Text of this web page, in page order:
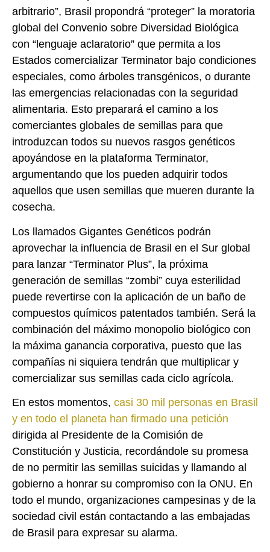
arbitrario”, Brasil propondrá “proteger” la moratoria
global del Convenio sobre Diversidad Biológica
con “lenguaje aclaratorio” que permita a los
Estados comercializar Terminator bajo condiciones
especiales, como árboles transgénicos, o durante
las emergencias relacionadas con la seguridad
alimentaria. Esto preparará el camino a los
comerciantes globales de semillas para que
introduzcan todos su nuevos rasgos genéticos
apoyándose en la plataforma Terminator,
argumentando que los pueden adquirir todos
aquellos que usen semillas que mueren durante la
cosecha.
Los llamados Gigantes Genéticos podrán
aprovechar la influencia de Brasil en el Sur global
para lanzar “Terminator Plus”, la próxima
generación de semillas “zombi” cuya esterilidad
puede revertirse con la aplicación de un baño de
compuestos químicos patentados también. Será la
combinación del máximo monopolio biológico con
la máxima ganancia corporativa, puesto que las
compañías ni siquiera tendrán que multiplicar y
comercializar sus semillas cada ciclo agrícola.
En estos momentos, casi 30 mil personas en Brasil
y en todo el planeta han firmado una petición
dirigida al Presidente de la Comisión de
Constitución y Justicia, recordándole su promesa
de no permitir las semillas suicidas y llamando al
gobierno a honrar su compromiso con la ONU. En
todo el mundo, organizaciones campesinas y de la
sociedad civil están contactando a las embajadas
de Brasil para expresar su alarma.